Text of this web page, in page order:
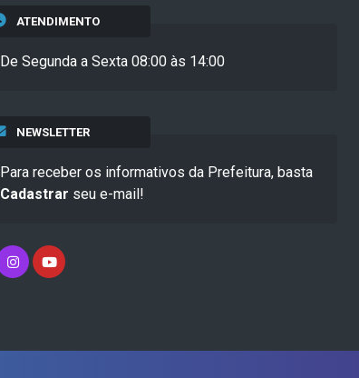
ATENDIMENTO
De Segunda a Sexta 08:00 às 14:00
NEWSLETTER
Para receber os informativos da Prefeitura, basta
Cadastrar seu e-mail!